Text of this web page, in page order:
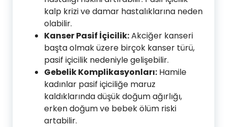
kalp krizi ve damar hastalıklarına neden
olabilir.
Kanser Pasif İçicilik:Akciğer kanseri
başta olmak üzere birçok kanser türü,
pasif içicilik nedeniyle gelişebilir.
Gebelik Komplikasyonları: Hamile
kadınlar pasif içiciliğe maruz
kaldıklarında düşük doğum ağırlığı,
erken doğum ve bebek ölüm riski
artabilir.